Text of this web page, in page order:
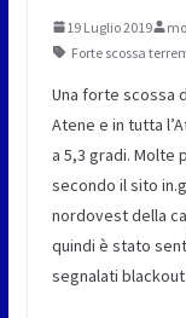
19 Luglio 2019
Forte scossa
Una forte scossa
Atene e in tutta
a 5,3 gradi. Molte
secondo il sito
nordovest della
quindi è stato
segnalati